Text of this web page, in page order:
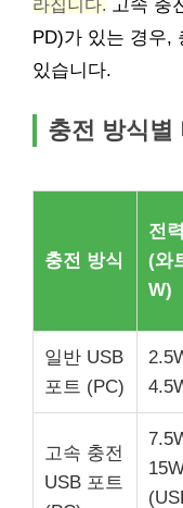
라집니다. 고속 충
PD)가 있는 경우,
있습니다.
충전 방식별
충전 방식
전
(와
W)
일반 USB
포트 (PC)
고속 충전
USB 포트